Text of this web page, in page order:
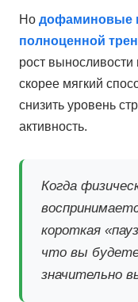
Но дофаминовые
полноценной
рост
скорее мягкий
снизить уровень
активность.
Когда
короткая
что вы
значительно